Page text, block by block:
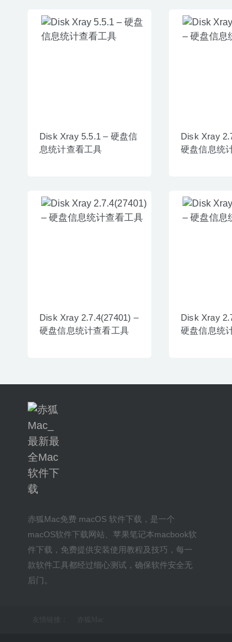
Disk Xray 5.5.1 – 硬盘信
息统计查看工具
Disk Xray
硬盘信息统
Disk Xray 2.7.4(27401) –
硬盘信息统计查看工具
Disk Xray
硬盘信息统
赤狐Mac免费 macOS 软件下载 ，是一个
macOS软件下载网站
苹果笔记本macbook软
件下载 ，免费提供安装使用教程及技巧 ，每一
款软件工具都经过细心测试，确保软件安全无
后门。
友情链接：